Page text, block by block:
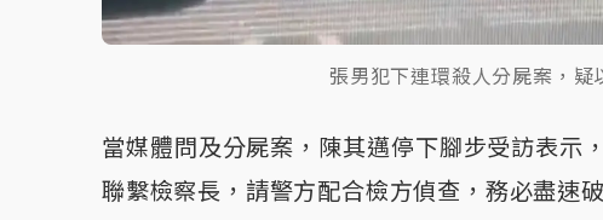
張男犯下連環殺人分屍案，
當媒體問及分屍案，陳其邁停下腳步受訪表示
聯繫檢察長，請警方配合檢方偵查，務必盡速